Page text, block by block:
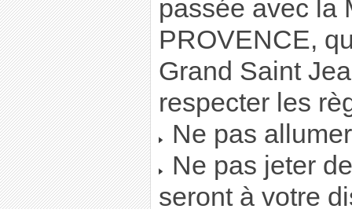
passée avec la
PROVENCE,
Grand Saint
respecter les
Ne pas
Ne pas jeter
seront à votre